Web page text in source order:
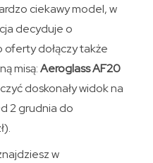
ciekawy model, w
decyduje o
dołączy także
misą:Aeroglass AF20
doskonały widok na
2 grudnia do
w